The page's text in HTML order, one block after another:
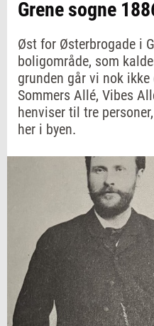
Grene sogne
Øst for Østerbrogade i
boligområde, som
grunden går vi nok
Sommers Allé, Vibes
henviser til tre
her i byen.